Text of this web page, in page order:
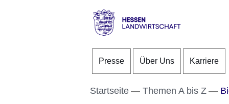
Direkt zum Kopf der
Direkt zum Inhalt
Direkt zum Fuß der
Landwirtschaft
Presse Über Uns Karriere
Startseite Themen A bis Z